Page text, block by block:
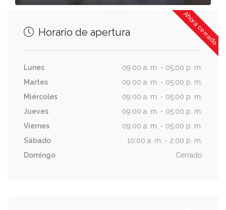
Ahora cerrado
Horario de apertura
Lunes
09:00 a. m. - 05:00 p. m.
Martes
09:00 a. m. - 05:00 p. m.
Miércoles
09:00 a. m. - 05:00 p. m.
Jueves
09:00 a. m. - 05:00 p. m.
Viernes
09:00 a. m. - 05:00 p. m.
Sábado
10:00 a. m. - 2:00 p. m.
Domingo
Cerrado